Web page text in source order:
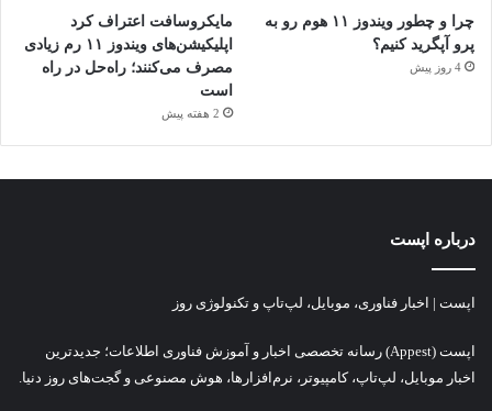
چرا و چطور ویندوز ۱۱ هوم رو به
پرو آپگرید کنیم؟
4 روز پیش
مایکروسافت اعتراف کرد
اپلیکیشن‌های ویندوز ۱۱ رم زیادی
مصرف می‌کنند؛ راه‌حل در راه
است
2 هفته پیش
درباره اپست
اپست | اخبار فناوری، موبایل، لپ‌تاپ و تکنولوژی روز
اپست (Appest) رسانه تخصصی اخبار و آموزش فناوری اطلاعات؛ جدیدترین
اخبار موبایل، لپ‌تاپ، کامپیوتر، نرم‌افزارها، هوش مصنوعی و گجت‌های روز دنیا.